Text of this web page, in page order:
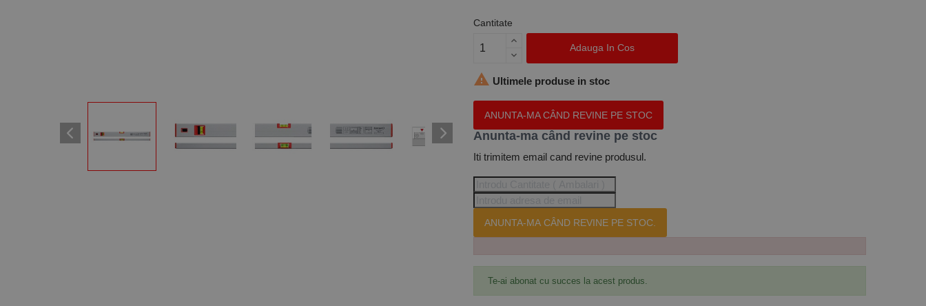
Cantitate
Adauga In Cos
 Ultimele produse in stoc
ANUNTA-MA CÂND REVINE PE STOC
Anunta-ma când revine pe stoc
Iti trimitem email cand revine produsul.
ANUNTA-MA CÂND REVINE PE STOC.
Te-ai abonat cu succes la acest produs.